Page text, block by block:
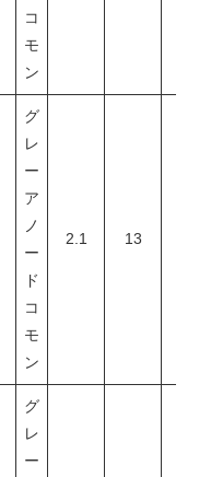
コ
モ
ン
グ
レ
ー
ア
ノ
ー
ド
コ
モ
ン
2.1 13
グ
レ
ー